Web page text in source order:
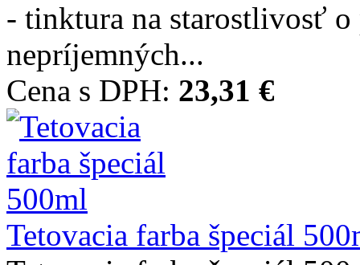
- tinktura na starostlivosť o
nepríjemných...
Cena s DPH: 23,31 €
Tetovacia farba špeciál